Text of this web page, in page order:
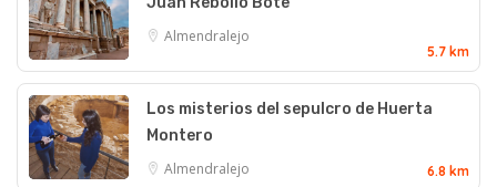
Almendralejo
5.7 km
Los misterios del sepulcro de Huerta
Montero
Almendralejo
6.8 km